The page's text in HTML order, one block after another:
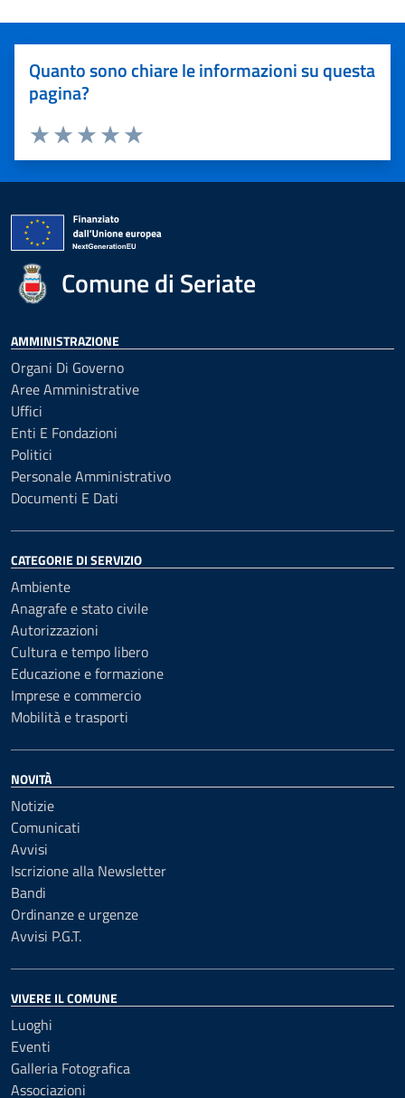
Quanto sono chiare le informazioni su questa
pagina?
Valuta 5 stelle su 5
Valuta 4 stelle su 5
Valuta 3 stelle su 5
Valuta 2 stelle su 5
Valuta 1 stelle su 5
Comune di Seriate
AMMINISTRAZIONE
Organi Di Governo
Aree Amministrative
Uffici
Enti E Fondazioni
Politici
Personale Amministrativo
Documenti E Dati
CATEGORIE DI SERVIZIO
Ambiente
Anagrafe e stato civile
Autorizzazioni
Cultura e tempo libero
Educazione e formazione
Imprese e commercio
Mobilità e trasporti
NOVITÀ
Notizie
Comunicati
Avvisi
Iscrizione alla Newsletter
Bandi
Ordinanze e urgenze
Avvisi P.G.T.
VIVERE IL COMUNE
Luoghi
Eventi
Galleria Fotografica
Associazioni